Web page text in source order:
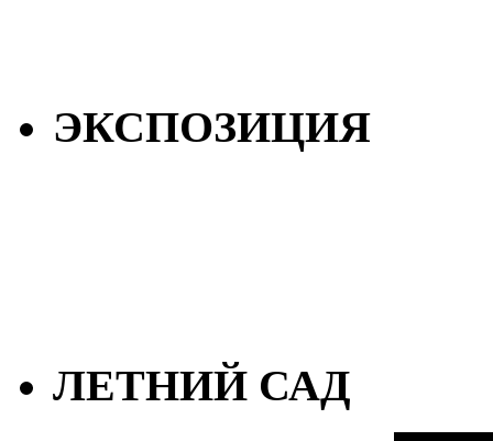
ЭКСПОЗИЦИЯ
ЛЕТНИЙ САД